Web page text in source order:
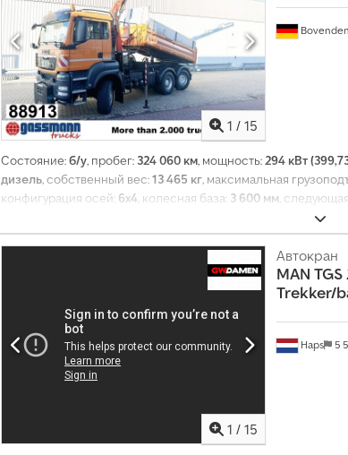
1 / 15
Bovenden
Состояние:б/у, пробег: 324 060 км, мощность:294 кВт
дизель, собственный вес:13 465 кг, максимальная
конфигурация осей: 6x4, колесная база: 3 600 мм,
дневная
выбросов:Евро 5, подвеска:сталь-воздух, количество мест:
2 420 мм, высота грузового
дифференциала, бортовой компьютер, гидроусилитель
кран, круиз-контроль, низкий уровень шума, подогрев
фары, система иммобилайзера, система контроля тяги,
1 / 15
Haps 5
Автокран
MAN
Trekker/